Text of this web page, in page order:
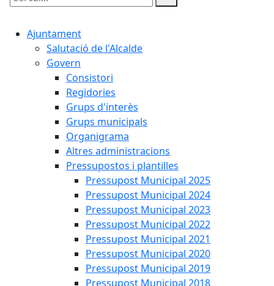
Cercar:
Ajuntament
Salutació de l'Alcalde
Govern
Consistori
Regidories
Grups d'interès
Grups municipals
Organigrama
Altres administracions
Pressupostos i plantilles
Pressupost Municipal 2025
Pressupost Municipal 2024
Pressupost Municipal 2023
Pressupost Municipal 2022
Pressupost Municipal 2021
Pressupost Municipal 2020
Pressupost Municipal 2019
Pressupost Municipal 2018